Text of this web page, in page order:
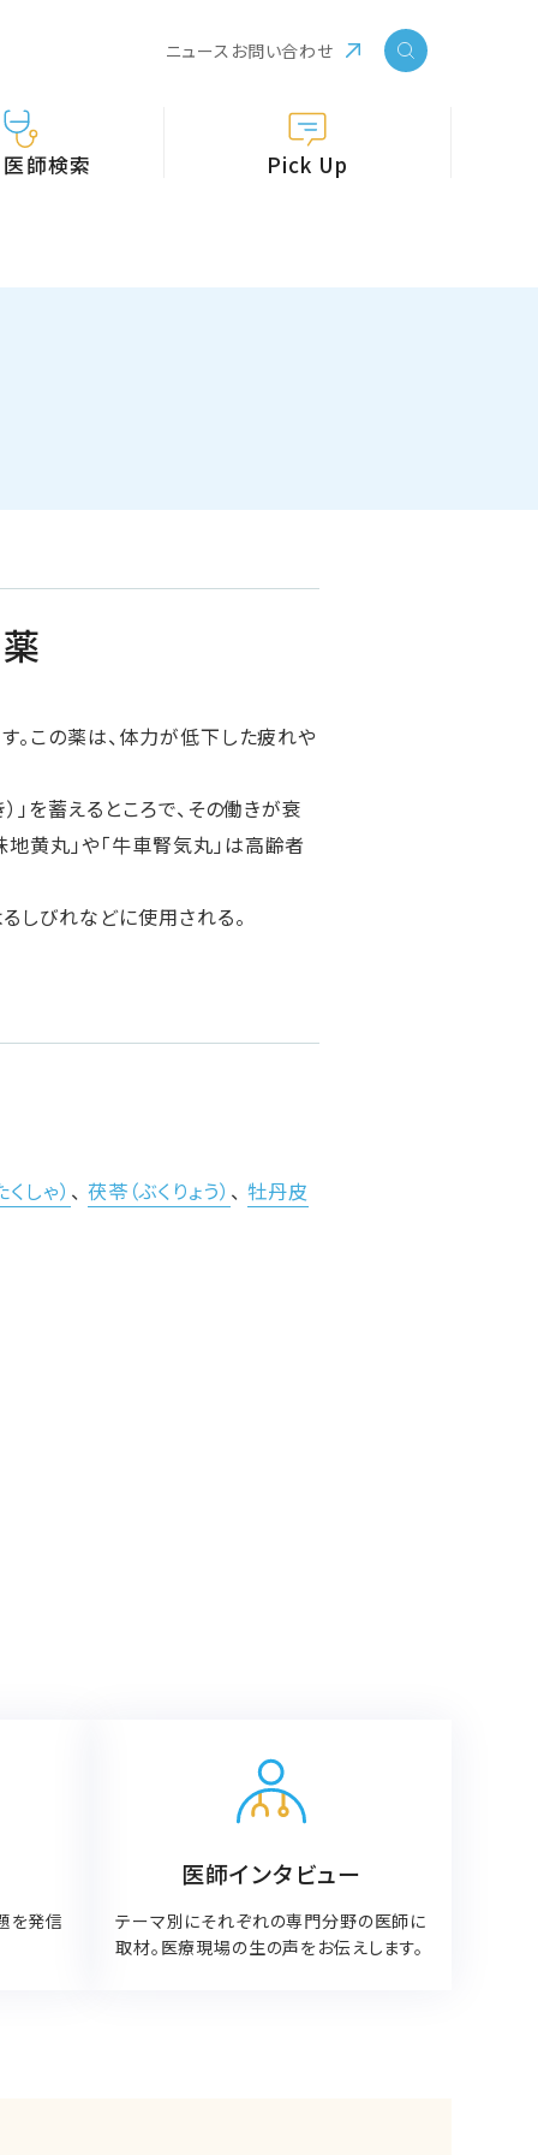
ニュース お問い合わせ
医師検索 Pick Up
す。この薬は、体力が低下した疲れや
」を蓄えるところで、その働きが衰
地黄丸」や「牛車腎気丸」は高齢者
しびれなどに使用される。
しゃ） 、 茯苓（ぶくりょう） 、牡丹皮
を発信
医師インタビュー
テーマ別にそれぞれの専門分野の医師に
取材。医療現場の生の声をお伝えします。